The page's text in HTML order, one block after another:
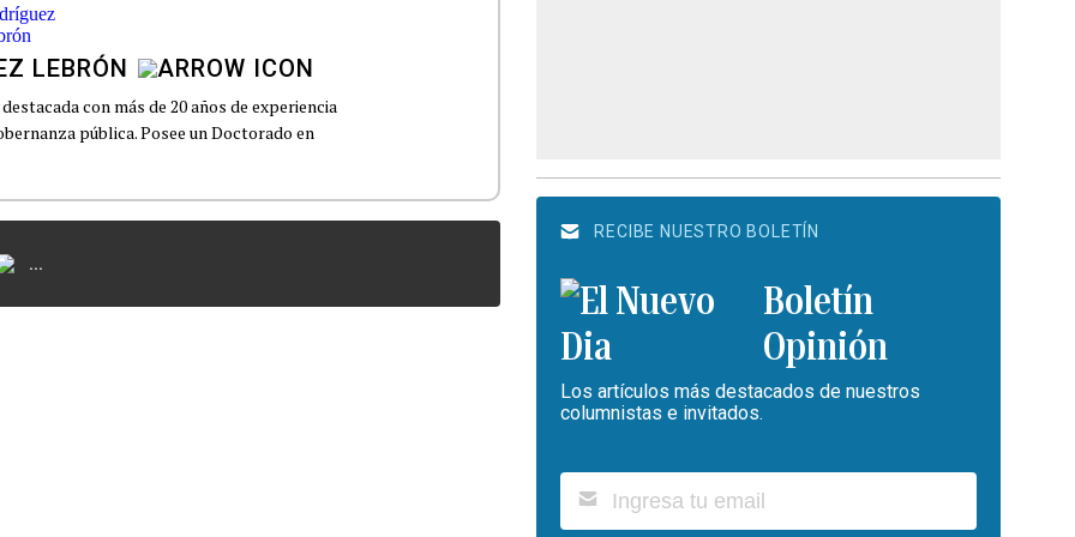
LEBRÓN
con más de 20 años de experiencia
pública. Posee un Doctorado en
...
RECIBE NUESTRO BOLETÍN
Boletín
Opinión
Los artículos más destacados de nuestros
columnistas e invitados.